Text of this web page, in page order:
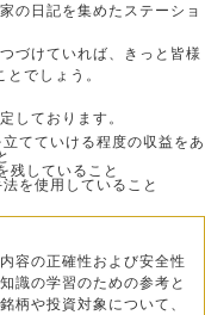
の日記を集めたステーショ
づけていれば、きっと皆様
でしょう。
しております。
てていける程度の収益をあ
残していること
を使用していること
容の正確性および安全性
識の学習のための参考と
柄や投資対象について、